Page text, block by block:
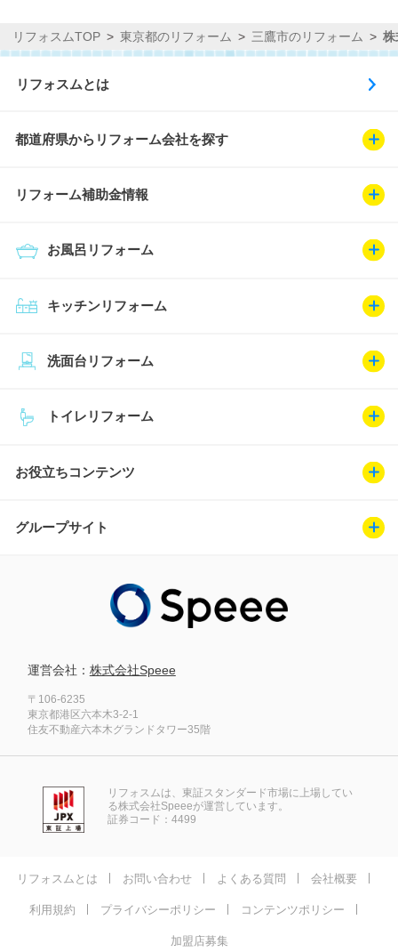
リフォスムTOP 東京都のリフォーム 三鷹市のリフォーム 株
リフォスムとは
都道府県からリフォーム会社を探す
リフォーム補助金情報
キッチンリフォーム
お風呂リフォーム
トイレリフォーム
洗面台リフォーム
お役立ちコンテンツ
グループサイト
運営会社： 株式会社Speee
〒106-6235
東京都港区六本木3-2-1
住友不動産六本木グランドタワー35階
リフォスムは、東証スタンダード市場に上場してい
る株式会社Speeeが運営しています。
証券コード：4499
リフォスムとは お問い合わせ よくある質問 会社概要
利用規約 プライバシーポリシー コンテンツポリシー
加盟店募集